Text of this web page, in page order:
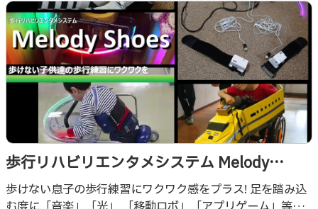
歩行リハビリエンタメシステム Melody
Shoes
歩けない息子の歩行練習にワクワク感をプラス! 足を踏み込